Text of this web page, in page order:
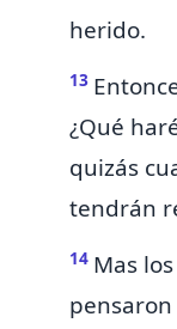
herido.
13
¿Qué
quizás
tendrán
14 Mas